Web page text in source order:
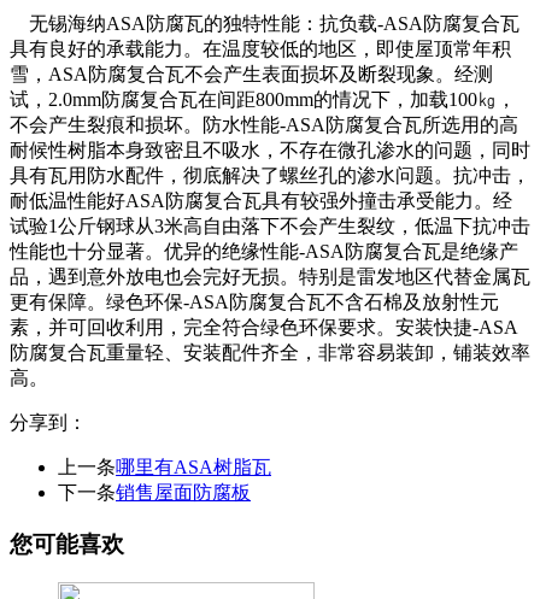
无锡海纳ASA防腐瓦的独特性能：抗负载-ASA防腐复合瓦
具有良好的承载能力。在温度较低的地区，即使屋顶常年积
雪，ASA防腐复合瓦不会产生表面损坏及断裂现象。经测
试，2.0mm防腐复合瓦在间距800mm的情况下，加载100㎏，
不会产生裂痕和损坏。防水性能-ASA防腐复合瓦所选用的高
耐候性树脂本身致密且不吸水，不存在微孔渗水的问题，同时
具有瓦用防水配件，彻底解决了螺丝孔的渗水问题。抗冲击，
耐低温性能好ASA防腐复合瓦具有较强外撞击承受能力。经
试验1公斤钢球从3米高自由落下不会产生裂纹，低温下抗冲击
性能也十分显著。优异的绝缘性能-ASA防腐复合瓦是绝缘产
品，遇到意外放电也会完好无损。特别是雷发地区代替金属瓦
更有保障。绿色环保-ASA防腐复合瓦不含石棉及放射性元
素，并可回收利用，完全符合绿色环保要求。安装快捷-ASA
防腐复合瓦重量轻、安装配件齐全，非常容易装卸，铺装效率
高。
分享到：
上一条哪里有ASA树脂瓦
下一条销售屋面防腐板
您可能喜欢